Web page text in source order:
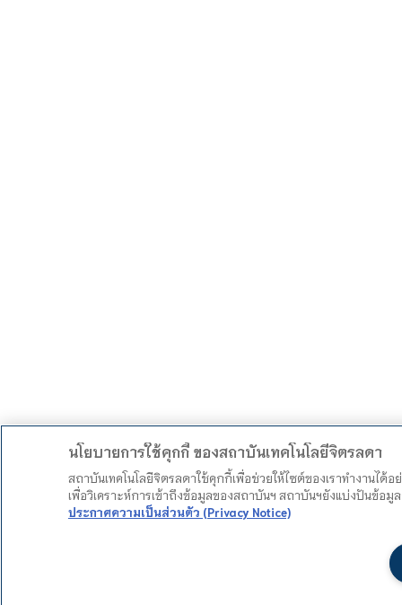
นโยบายการใช้คุกกี้ ของสถาบันเทคโนโลยีจิตรลดา
สถาบันเทคโนโลยีจิตรลดาใช้คุกกี้เพื่อช่วยให้ไซต์ของเราทำงานไ
เพื่อวิเคราะห์การเข้าถึงข้อมูลของสถาบันฯ สถาบันฯยังแบ่งปันข้อ
ประกาศความเป็นส่วนตัว (Privacy Notice)